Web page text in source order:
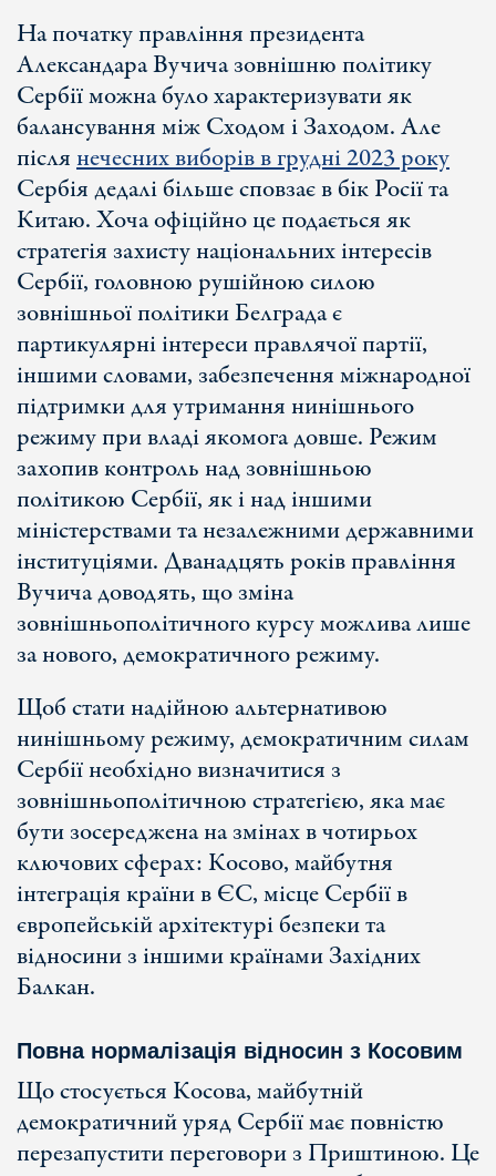
На початку правління президента
Александара Вучича зовнішню політику
Сербії можна було характеризувати як
балансування між Сходом і Заходом. Але
післянечесних виборів в грудні 2023 року
Сербія дедалі більше сповзає в бік Росії та
Китаю. Хоча офіційно це подається як
стратегія захисту національних інтересів
Сербії, головною рушійною силою
зовнішньої політики Белграда є
партикулярні інтереси правлячої партії,
іншими словами, забезпечення міжнародної
підтримки для утримання нинішнього
режиму при владі якомога довше. Режим
захопив контроль над зовнішньою
політикою Сербії, як і над іншими
міністерствами та незалежними державними
інституціями. Дванадцять років правління
Вучича доводять, що зміна
зовнішньополітичного курсу можлива лише
за нового, демократичного режиму.
Щоб стати надійною альтернативою
нинішньому режиму, демократичним силам
Сербії необхідно визначитися з
зовнішньополітичною стратегією, яка має
бути зосереджена на змінах в чотирьох
ключових сферах: Косово, майбутня
інтеграція країни в ЄС, місце Сербії в
європейській архітектурі безпеки та
відносини з іншими країнами Західних
Балкан.
Повна нормалізація відносин з Косовим
Що стосується Косова, майбутній
демократичний уряд Сербії має повністю
перезапустити переговори з Приштиною. Це